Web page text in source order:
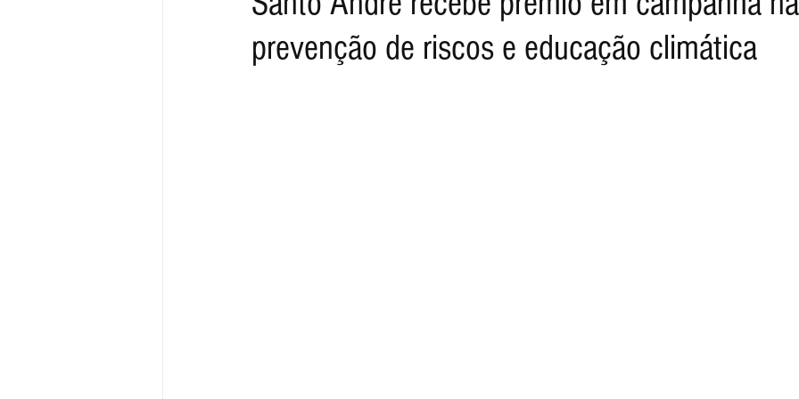
prevenção de riscos e educação climática